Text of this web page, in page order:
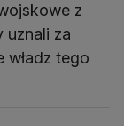
z
uznali za
władz tego